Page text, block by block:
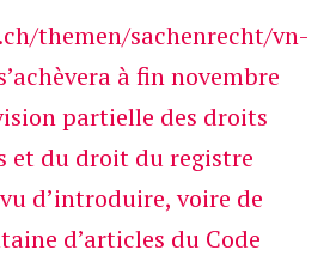
themen/sachenrecht/vn-
à fin novembre
partielle des droits
et du droit du registre
d’introduire, voire de
d’articles du Code